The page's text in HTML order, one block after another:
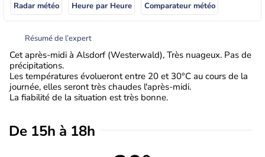
Radar météo Heure par Heure Comparateur météo
Résumé de l’expert
Cet après-midi à Alsdorf (Westerwald), Très nuageux. Pas de
précipitations.
Les températures évolueront entre 20 et 30°C au cours de la
journée, elles seront très chaudes l'après-midi.
La fiabilité de la situation est très bonne.
De 15h à 18h